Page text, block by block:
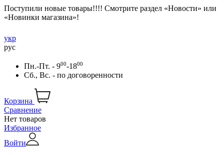
Поступили новые товары!!!! Смотрите раздел «Новости» или
«Новинки магазина»!
укр
рус
Пн.-Пт. - 900-1800
Сб., Вс. - по договоренности
Корзина
Сравнение
Нет товаров
Избранное
Войти